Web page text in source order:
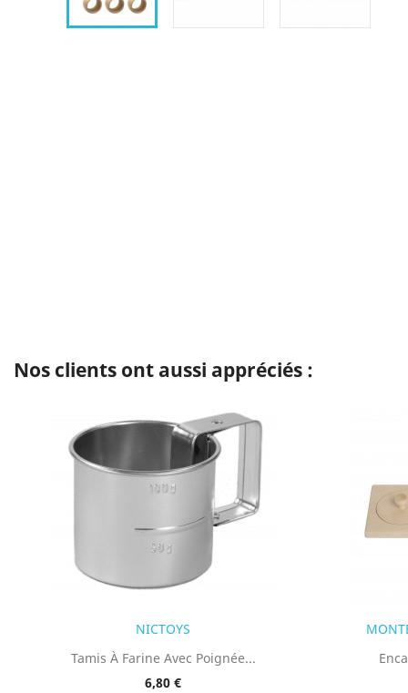
Nos clients ont aussi appréciés :
NICTOYS
Tamis À Farine Avec Poignée...
6,80 €